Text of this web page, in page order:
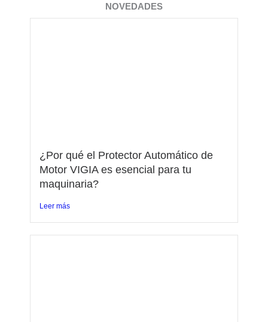
NOVEDADES
¿Por qué el Protector Automático de
Motor VIGIA es esencial para tu
maquinaria?
Leer más